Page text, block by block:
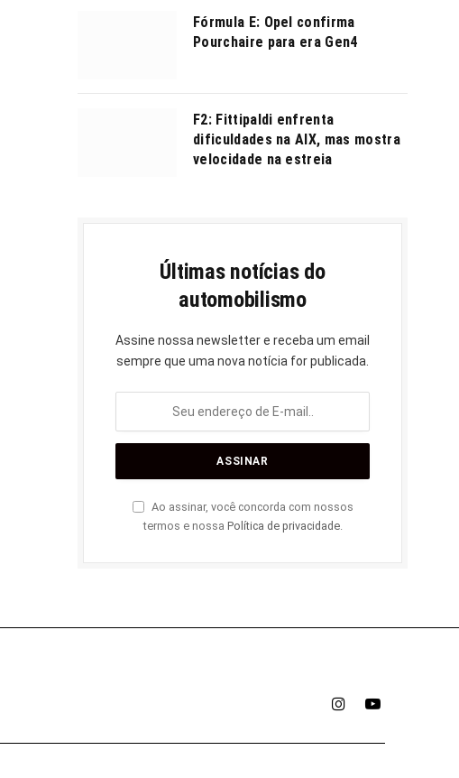
Fórmula E: Opel confirma
Pourchaire para era Gen4
F2: Fittipaldi enfrenta
dificuldades na AIX, mas mostra
velocidade na estreia
Últimas notícias do
automobilismo
Assine nossa newsletter e receba um email
sempre que uma nova notícia for publicada.
Ao assinar, você concorda com nossos
termos e nossa Política de privacidade.
InstagramYouTube